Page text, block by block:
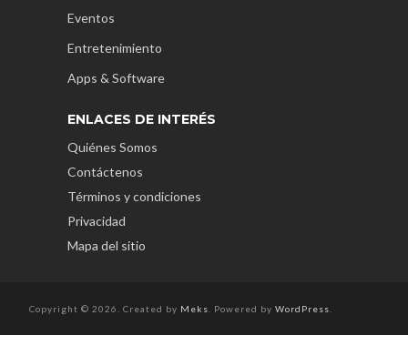
Eventos
Entretenimiento
Apps & Software
ENLACES DE INTERÉS
Quiénes Somos
Contáctenos
Términos y condiciones
Privacidad
Mapa del sitio
Copyright © 2026. Created by Meks . Powered by WordPress